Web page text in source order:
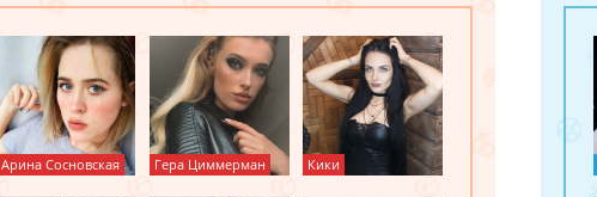
Арина Сосновская Гера Циммерман Кики